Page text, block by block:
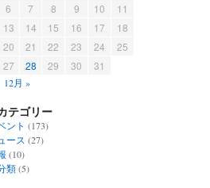
6 7 8 9 10
11
13 14 15 16 17
18
20 21 22 23 24
25
27 28 29 30 31
12月 »
テゴリー
ント (173)
ース (27)
(10)
類(5)